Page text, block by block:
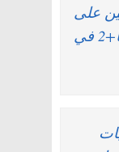
على
الإجازة أو دبلومات البكالوريا+2 في